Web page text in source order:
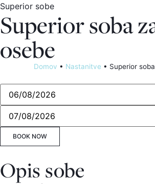
Superior sobe
Superior soba
osebe
Domov • Nastanitve • Superior
BOOK NOW
Opis sobe